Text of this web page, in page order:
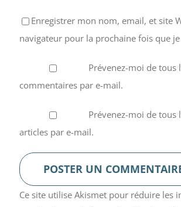
Enregistrer mon nom, email, et site
navigateur pour la prochaine fois que
Prévenez-moi de tous
commentaires par e-mail.
Prévenez-moi de tous
articles par e-mail.
Ce site utilise Akismet pour réduire les